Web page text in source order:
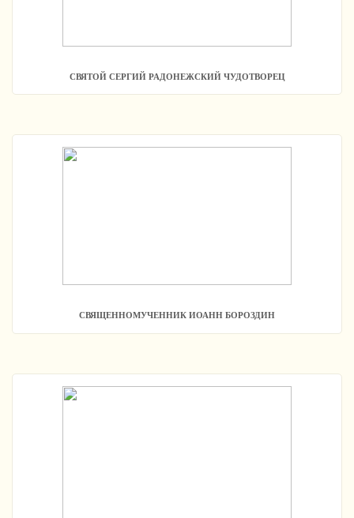
СВЯТОЙ СЕРГИЙ РАДОНЕЖСКИЙ ЧУДОТВОРЕЦ
СВЯЩЕННОМУЧЕННИК ИОАНН БОРОЗДИН